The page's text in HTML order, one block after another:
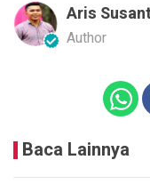
Aris
Author
Baca Lainnya